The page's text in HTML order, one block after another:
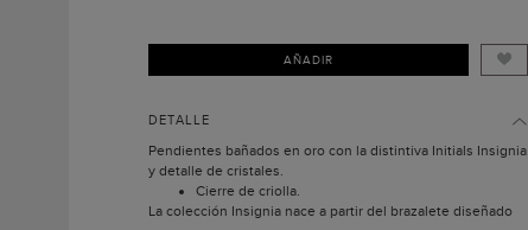
AÑADIR
DETALLE
Pendientes bañados en oro con la distintiva Initials Insignia
y detalle de cristales.
Cierre de criolla.
La colección Insignia nace a partir del brazalete diseñado